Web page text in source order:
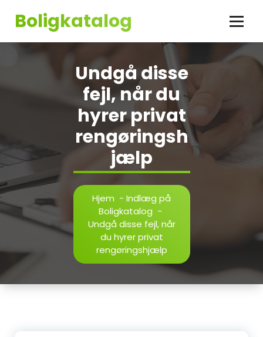
Boligkatalog
Undgå disse
fejl, når du
hyrer privat
rengøringsh
jælp
Hjem - Indlæg på
Boligkatalog -
Undgå disse fejl, når
du hyrer privat
rengøringshjælp